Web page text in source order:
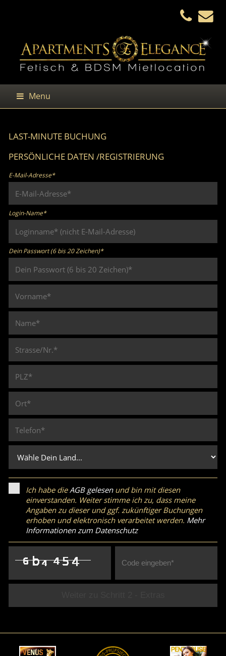
Menu
LAST-MINUTE BUCHUNG
PERSÖNLICHE DATEN /REGISTRIERUNG
E-Mail-Adresse*
Login-Name*
Dein Passwort (6 bis 20 Zeichen)*
Ich habe dieAGB gelesenund bin mit diesen
einverstanden. Weiter stimme ich zu, dass meine
Angaben zu dieser und ggf. zukünftiger Buchungen
erhoben und elektronisch verarbeitet werden. Mehr
Informationen zum Datenschutz